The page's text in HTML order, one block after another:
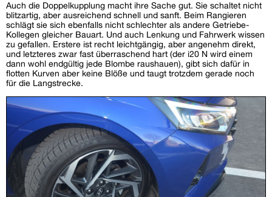
Auch die Doppelkupplung macht ihre Sache gut. Sie schaltet nicht
blitzartig, aber ausreichend schnell und sanft. Beim Rangieren
schlägt sie sich ebenfalls nicht schlechter als andere Getriebe-
Kollegen gleicher Bauart. Und auch Lenkung und Fahrwerk wissen
zu gefallen. Erstere ist recht leichtgängig, aber angenehm direkt,
und letzteres zwar fast überraschend hart (der i20 N wird einem
dann wohl endgültig jede Blombe raushauen), gibt sich dafür in
flotten Kurven aber keine Blöße und taugt trotzdem gerade noch
für die Langstrecke.